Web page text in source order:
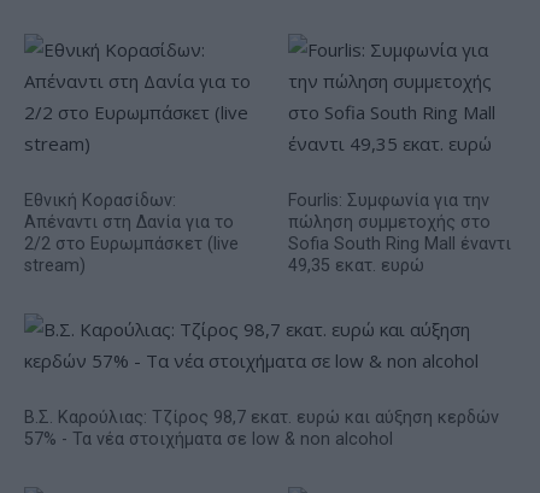
Εθνική Κορασίδων:
Απέναντι στη Δανία για το
2/2 στο Ευρωμπάσκετ (live
stream)
Fourlis: Συμφωνία για την
πώληση συμμετοχής στο
Sofia South Ring Mall έναντι
49,35 εκατ. ευρώ
Β.Σ. Καρούλιας: Τζίρος 98,7 εκατ. ευρώ και αύξηση κερδών
57% - Τα νέα στοιχήματα σε low & non alcohol